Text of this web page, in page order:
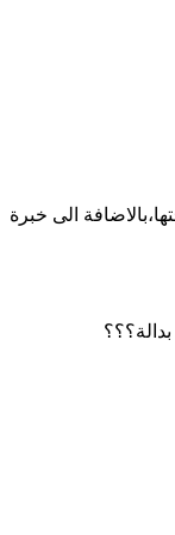
تركيب السنترالات وبرمجتها،بالاضافة الى خبرة